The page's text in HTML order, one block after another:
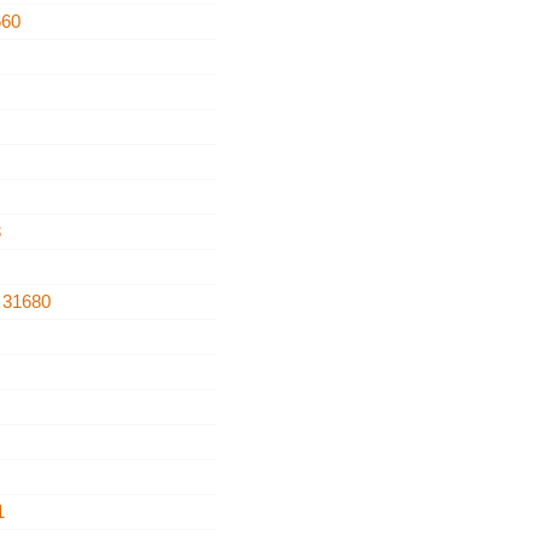
31680